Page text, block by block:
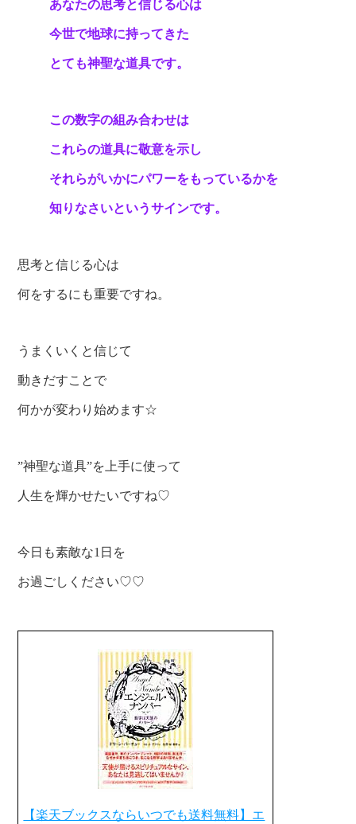
あなたの思考と信じる心は
今世で地球に持ってきた
とても神聖な道具です。
この数字の組み合わせは
これらの道具に敬意を示し
それらがいかにパワーをもっているかを
知りなさいというサインです。
思考と信じる心は
何をするにも重要ですね。
うまくいくと信じて
動きだすことで
何かが変わり始めます☆
”神聖な道具”を上手に使って
人生を輝かせたいですね♡
今日も素敵な1日を
お過ごしください♡♡
【楽天ブックスならいつでも送料無料】エ